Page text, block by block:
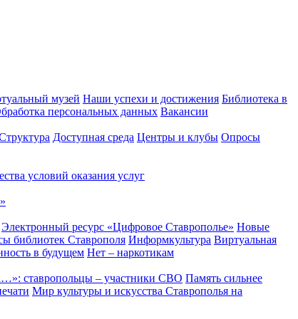
музей Наши успехи и достижения Библиотека в
персональных данных Вакансии
Доступная среда Центры и клубы Опросы
условий оказания услуг
Электронный ресурс «Цифровое Ставрополье» Новые
библиотек Ставрополя Информкультура Виртуальная
в будущем Нет – наркотикам
ставропольцы – участники СВО Память сильнее
Мир культуры и искусства Ставрополья на